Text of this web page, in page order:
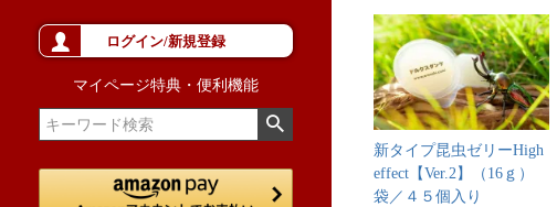
ログイン/新規登録
マイページ特典・便利機能
新タイプ昆虫ゼリーHigh
effect【Ver.2】（16ｇ）
袋／４５個入り